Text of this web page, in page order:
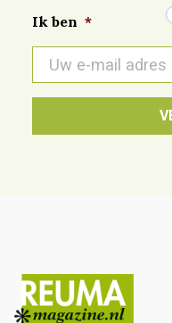
Ik ben *
mail
*